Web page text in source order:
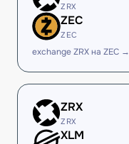
ZRX
ZEC
ZEC
exchange ZRX на ZEC →
ZRX
ZRX
XLM